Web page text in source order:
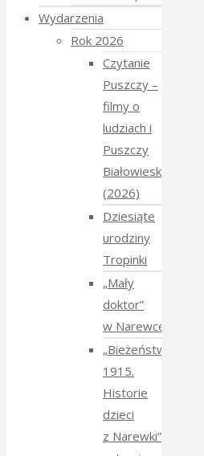
Wydarzenia
Rok 2026
Czytanie
Puszczy –
filmy o
ludziach i
Puszczy
Białowieskiej
(2026)
Dziesiąte
urodziny
Tropinki
„Mały
doktor”
w Narewce
„Bieżeństwo
1915.
Historie
dzieci
z Narewki”